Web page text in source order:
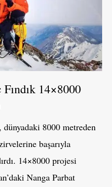
14×8000
dünyadaki 8000 metreden
başarıyla
14×8000 projesi
Nanga Parbat